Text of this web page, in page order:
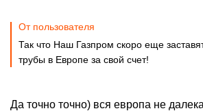
От пользователя
Так что Наш Газпром скоро еще
трубы в Европе за свой счет!
Да точно точно) вся европа не